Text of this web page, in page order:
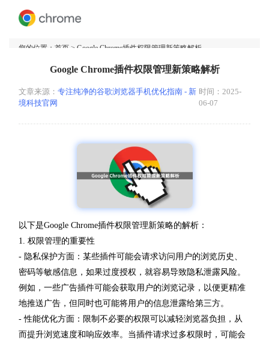
您的位置： 首页 > Google Chrome插件权限管理新策略解析
Google Chrome插件权限管理新策略解析
文章来源： 专注纯净的谷歌浏览器手机优化指南 - 新
境科技官网
时间：2025-
06-07
以下是Google Chrome插件权限管理新策略的解析：
1. 权限管理的重要性
- 隐私保护方面：某些插件可能会请求访问用户的浏览历史、
密码等敏感信息，如果过度授权，就容易导致隐私泄露风险。
例如，一些广告插件可能会获取用户的浏览记录，以便更精准
地推送广告，但同时也可能将用户的信息泄露给第三方。
- 性能优化方面：限制不必要的权限可以减轻浏览器负担，从
而提升浏览速度和响应效率。当插件请求过多权限时，可能会